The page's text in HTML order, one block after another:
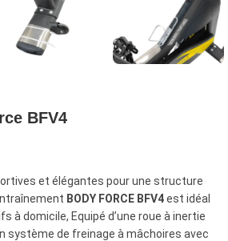
BFV4
et élégantes pour une structure
BODY FORCE BFV4est idéal
à domicile, Equipé d’une roue à inertie
système de freinage à mâchoires avec